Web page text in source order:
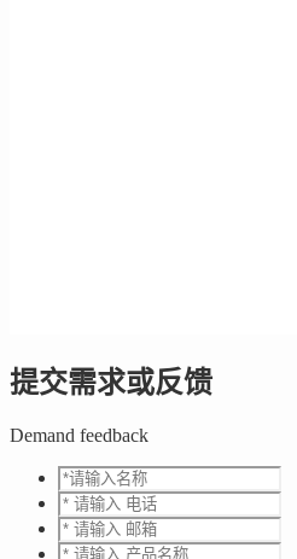
提交需求或反馈
Demand feedback